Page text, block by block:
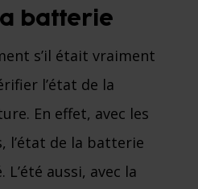
batterie
s’il était vraiment
l’état de la
En effet, avec les
l’état de la batterie
aussi, avec la